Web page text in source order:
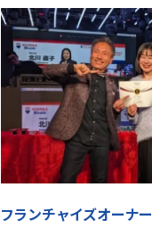
フランチャイズオーナー